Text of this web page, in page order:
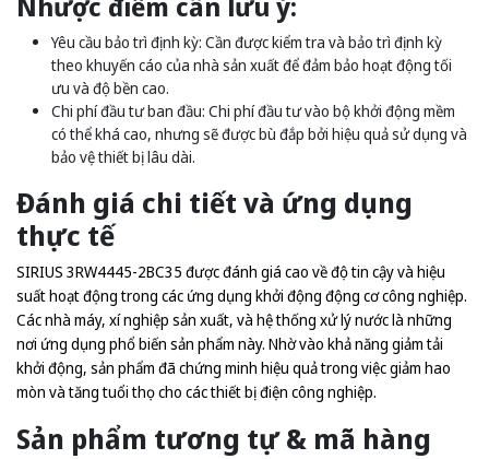
Yêu cầu bảo trì định kỳ: Cần được kiểm tra và bảo trì định kỳ
theo khuyến cáo của nhà sản xuất để đảm bảo hoạt động tối
ưu và độ bền cao.
Chi phí đầu tư ban đầu: Chi phí đầu tư vào bộ khởi động mềm
có thể khá cao, nhưng sẽ được bù đắp bởi hiệu quả sử dụng và
bảo vệ thiết bị lâu dài.
Đánh giá chi tiết và ứng dụng
thực tế
SIRIUS 3RW4445-2BC35 được đánh giá cao về độ tin cậy và hiệu
suất hoạt động trong các ứng dụng khởi động động cơ công nghiệp.
Các nhà máy, xí nghiệp sản xuất, và hệ thống xử lý nước là những
nơi ứng dụng phổ biến sản phẩm này. Nhờ vào khả năng giảm tải
khởi động, sản phẩm đã chứng minh hiệu quả trong việc giảm hao
mòn và tăng tuổi thọ cho các thiết bị điện công nghiệp.
Sản phẩm tương tự & mã hàng